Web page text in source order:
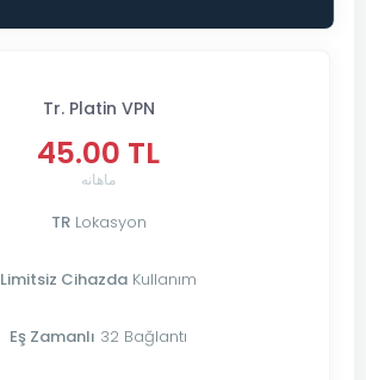
Tr. Platin VPN
45.00 TL
ماهانه
TRLokasyon
Limitsiz Cihazda Kullanım
Eş Zamanlı 32 Bağlantı